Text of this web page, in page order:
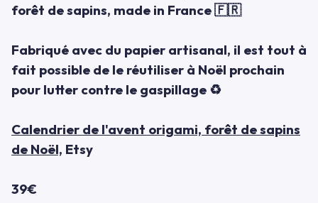
forêt de sapins, made in France 🇫🇷
Fabriqué avec du papier artisanal, il est tout à
fait possible de le réutiliser à Noël prochain
pour lutter contre le gaspillage ♻
Calendrier de l'avent origami, forêt de sapins
de Noël, Etsy
39€